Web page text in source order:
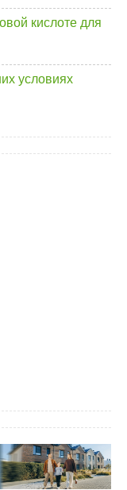
кислоте для
условиях